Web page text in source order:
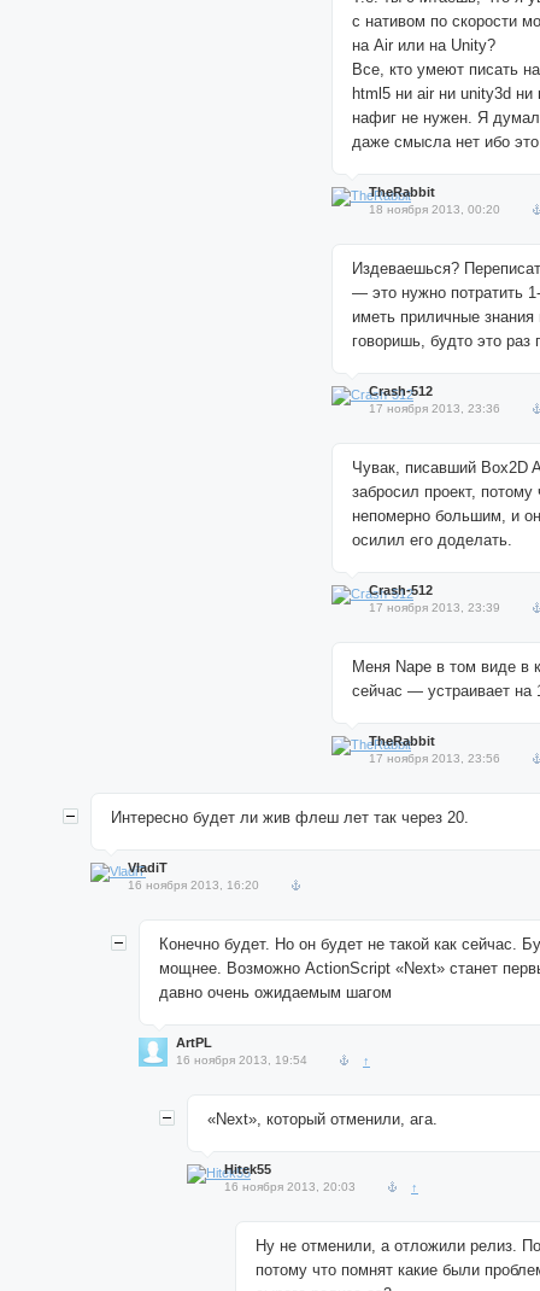
с нативом по скорости
на Air или на Unity?
Все, кто умеют писать
html5 ни air ни unity3d ни
нафиг не нужен. Я думал
даже смысла нет ибо
TheRabbit
18 ноября 2013, 00:20
Издеваешься?
— это нужно потратить
иметь приличные
говоришь, будто это раз
Crash-512
17 ноября 2013, 23:36
Чувак, писавший Box2D
забросил проект, потому
непомерно большим, и
осилил его доделать.
Crash-512
17 ноября 2013, 23:39
Меня Nape в том виде в
сейчас — устраивает на
TheRabbit
17 ноября 2013, 23:56
Интересно будет ли жив флеш лет так через 20.
VladiT
16 ноября 2013, 16:20
Конечно будет. Но он будет не такой как сейчас.
мощнее. Возможно ActionScript «Next» станет
давно очень ожидаемым шагом
ArtPL
16 ноября 2013, 19:54 ↑
«Next», который отменили, ага.
Hitek55
16 ноября 2013, 20:03 ↑
Ну не отменили, а отложили релиз.
потому что помнят какие были